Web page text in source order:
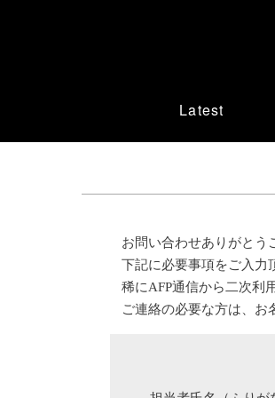
Latest
お問い合わせありがとう
下記に必要事項をご入力
稀にAFP通信から二次利
ご連絡の必要な方は、お